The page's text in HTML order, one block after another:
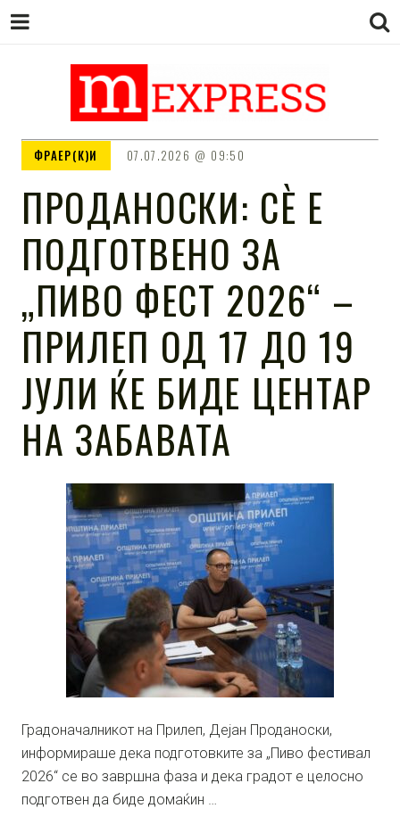
M EXPRESS
ФРАЕР(К)И 07.07.2026 09:50
ПРОДАНОСКИ: СÈ Е
ПОДГОТВЕНО ЗА
„ПИВО ФЕСТ 2026“ –
ПРИЛЕП ОД 17 ДО 19
ЈУЛИ ЌЕ БИДЕ ЦЕНТАР
НА ЗАБАВАТА
Градоначалникот на Прилеп, Дејан Проданоски,
информираше дека подготовките за „Пиво фестивал
2026“ се во завршна фаза и дека градот е целосно
подготвен да биде домаќин …